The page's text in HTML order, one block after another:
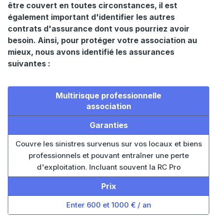
être couvert en toutes circonstances, il est
également important d'identifier les autres
contrats d'assurance dont vous pourriez avoir
besoin. Ainsi, pour protéger votre association au
mieux, nous avons identifié les assurances
suivantes :
Multirisque professionnelle
association
Garanties
Couvre les sinistres survenus sur vos locaux et biens
professionnels et pouvant entraîner une perte
d'exploitation. Incluant souvent la RC Pro
Prix
Enter 600 et 1000 € / an